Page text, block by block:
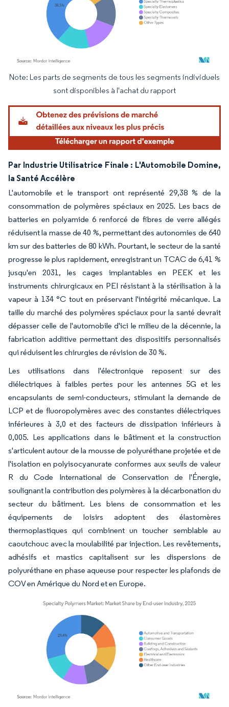
Image © Mordor Intelligence. La réutilisation nécessite une attribution sous CC BY
Note: Les parts de segments de tous les segments individuels
sont disponibles à l'achat du rapport
Par Industrie Utilisatrice Finale : L'Automobile Domine,
la Santé Accélère
L'automobile et le transport ont représenté 29,38 % de la
consommation de polymères spéciaux en 2025. Les bacs de
batteries en polyamide 6 renforcé de fibres de verre allégés
réduisent la masse de 40 %, permettant des autonomies de 640
km sur des batteries de 80 kWh. Pourtant, le secteur de la santé
progresse le plus rapidement, enregistrant un TCAC de 6,41 %
jusqu'en 2031, les cages implantables en PEEK et les
instruments chirurgicaux en PEI résistant à la stérilisation à la
vapeur à 134 °C tout en préservant l'intégrité mécanique. La
taille du marché des polymères spéciaux pour la santé devrait
dépasser celle de l'automobile d'ici le milieu de la décennie, la
fabrication additive permettant des dispositifs personnalisés
qui réduisent les chirurgies de révision de 30 %.
Les utilisations dans l'électronique reposent sur des
diélectriques à faibles pertes pour les antennes 5G et les
encapsulants de semi-conducteurs, stimulant la demande de
LCP et de fluoropolymères avec des constantes diélectriques
inférieures à 3,0 et des facteurs de dissipation inférieurs à
0,005. Les applications dans le bâtiment et la construction
s'articulent autour de la mousse de polyuréthane projetée et de
l'isolation en polyisocyanurate conformes aux seuils de valeur
R du Code International de Conservation de l'Énergie,
soulignant la contribution des polymères à la décarbonation du
secteur du bâtiment. Les biens de consommation et les
équipements de loisirs adoptent des élastomères
thermoplastiques qui combinent un toucher semblable au
caoutchouc avec la moulabilité par injection. Les revêtements,
adhésifs et mastics capitalisent sur les dispersions de
polyuréthane en phase aqueuse pour respecter les plafonds de
COV en Amérique du Nord et en Europe.